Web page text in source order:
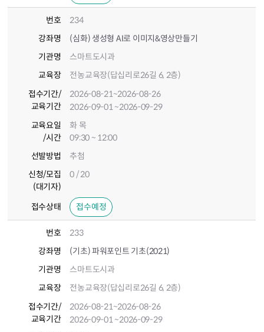
번호
234
강좌명
(심화) 생성형 AI로 이미지&영상만들기
기관명
스마트도시과
교육장
전농교육장(답십리로26길 6, 2층)
접수기간/
교육기간
2026-08-21~2026-08-26
2026-09-01~2026-09-29
교육요일
/시간
화 목
09:30 ~ 12:00
선발방법
추첨
신청/모집
(대기자)
0 / 20
접수상태 접수예정
번호
233
강좌명
(기초) 파워포인트 기초(2021)
기관명
스마트도시과
교육장
전농교육장(답십리로26길 6, 2층)
접수기간/
교육기간
2026-08-21~2026-08-26
2026-09-01~2026-09-29